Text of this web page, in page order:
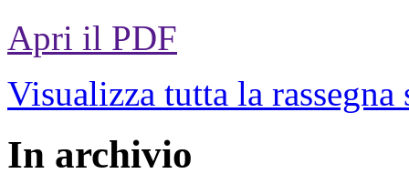
Apri il PDF
Visualizza tutta la rassegna
In archivio